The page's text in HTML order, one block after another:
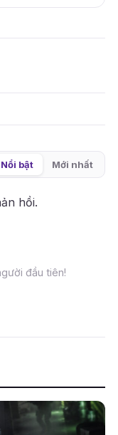
Nổi bật Mới nhất
hồi.
đầu tiên!